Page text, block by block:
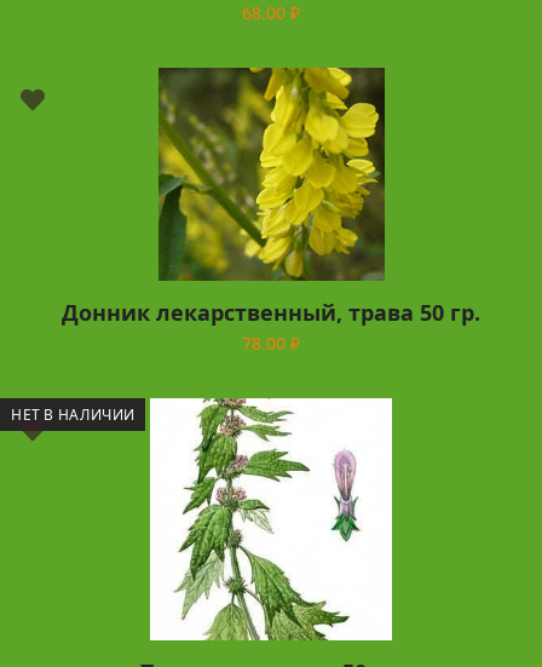
68.00 ₽
Донник лекарственный, трава 50 гр.
78.00 ₽
НЕТ В НАЛИЧИИ